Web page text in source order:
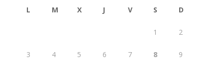
L M X J V S D
1 2
3 4 5 6 7 8 9